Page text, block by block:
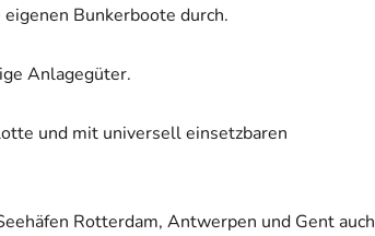
Bunkerboote durch.
Anlagegüter.
und mit universell einsetzbaren
Rotterdam, Antwerpen und Gent auch